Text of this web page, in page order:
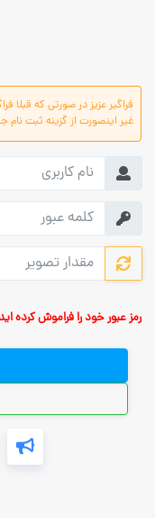
فراگیر عزیز در صورتی که قبلا
غیر اینصورت از گزینه ثبت نام
رمز عبور خود را فراموش کرده